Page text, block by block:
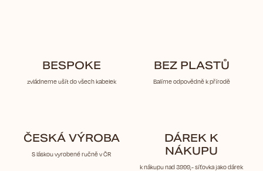
BESPOKE
zvládneme ušít do všech kabelek
BEZ PLASTŮ
Balíme odpovědně k přírodě
ČESKÁ VÝROBA
S láskou vyrobené ručně v ČR
DÁREK K
NÁKUPU
k nákupu nad 3999,- síťovka jako dárek